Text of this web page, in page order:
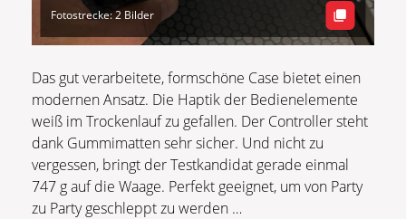
Fotostrecke: 2 Bilder
Das gut verarbeitete, formschöne Case bietet einen
modernen Ansatz. Die Haptik der Bedienelemente
weiß im Trockenlauf zu gefallen. Der Controller steht
dank Gummimatten sehr sicher. Und nicht zu
vergessen, bringt der Testkandidat gerade einmal
747 g auf die Waage. Perfekt geeignet, um von Party
zu Party geschleppt zu werden …